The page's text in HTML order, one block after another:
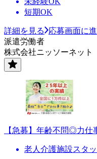
短期OK
詳細を見る
応募画面に
派遣労働者
株式会社ニッソーネッ
【急募】年齢不問◎力仕
老人介護施設スタ